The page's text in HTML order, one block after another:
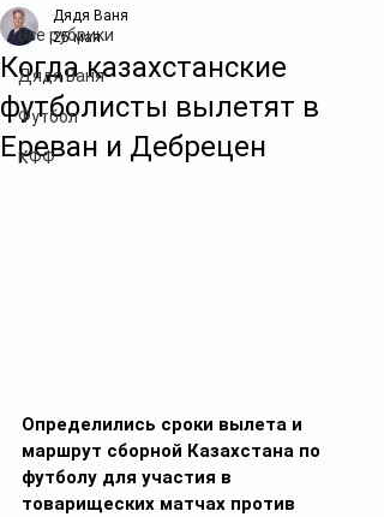
Все рубрики
Дядя Ваня
Футбол
КФФ
Когда казахстанские
футболисты вылетят в
Ереван и Дебрецен
Дядя Ваня
25 мая
Определились сроки вылета и
маршрут сборной Казахстана по
футболу для участия в
товарищеских матчах против